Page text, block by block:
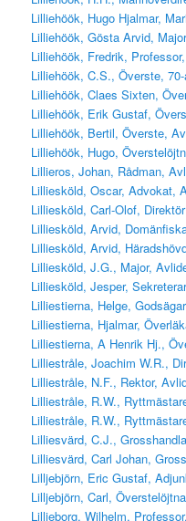
Lilliehöök, Hugo Hjalmar,
Lilliehöök, Gösta Arvid,
Lilliehöök, Fredrik,
Lilliehöök, C.S., Överste,
Lilliehöök, Claes Sixten,
Lilliehöök, Erik Gustaf,
Lilliehöök, Bertil, Överste,
Lilliehöök, Hugo,
Lillieros, Johan, Rådman,
Lilliesköld, Oscar, Advokat,
Lilliesköld, Carl-Olof,
Lilliesköld, Arvid,
Lilliesköld, Arvid,
Lilliesköld, J.G., Major,
Lilliesköld, Jesper,
Lilliestierna, Helge,
Lilliestierna, Hjalmar,
Lilliestierna, A Henrik Hj.,
Lilliestråle, Joachim W.R.,
Lilliestråle, N.F., Rektor,
Lilliestråle, R.W.,
Lilliestråle, R.W.,
Lilliesvärd, C.J.,
Lilliesvärd, Carl Johan,
Lilljebjörn, Eric Gustaf,
Lilljebjörn, Carl,
Lilljeborg, Wilhelm,